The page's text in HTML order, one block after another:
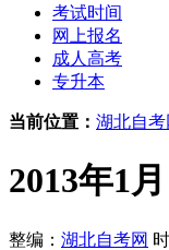
考试时间
网上报名
成人高考
专升本
当前位置： 湖北自考
2013年1
整编： 湖北自考网